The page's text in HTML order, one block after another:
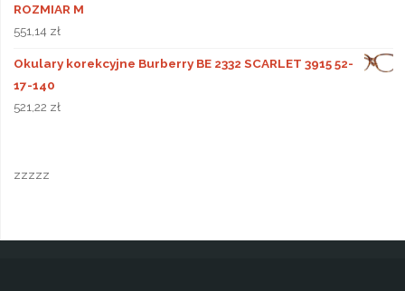
ROZMIAR M
551,14 zł
Okulary korekcyjne Burberry BE 2332 SCARLET 3915 52-
17-140
521,22 zł
zzzzz